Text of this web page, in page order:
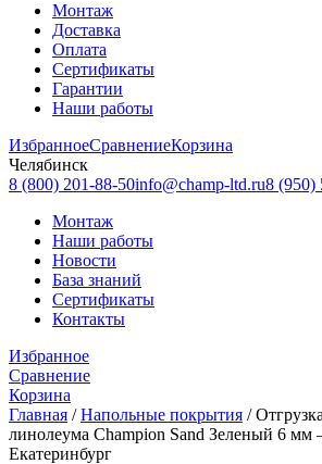
Монтаж
Доставка
Оплата
Сертификаты
Гарантии
Наши работы
ИзбранноеСравнениеКорзина
Челябинск
8 (800) 201-88-50info@champ-ltd.ru8 (950)
Монтаж
Наши работы
Новости
База знаний
Сертификаты
Контакты
Избранное
Сравнение
Корзина
Главная /Напольные покрытия /
линолеума Champion Sand Зеленый 6 мм
Екатеринбург